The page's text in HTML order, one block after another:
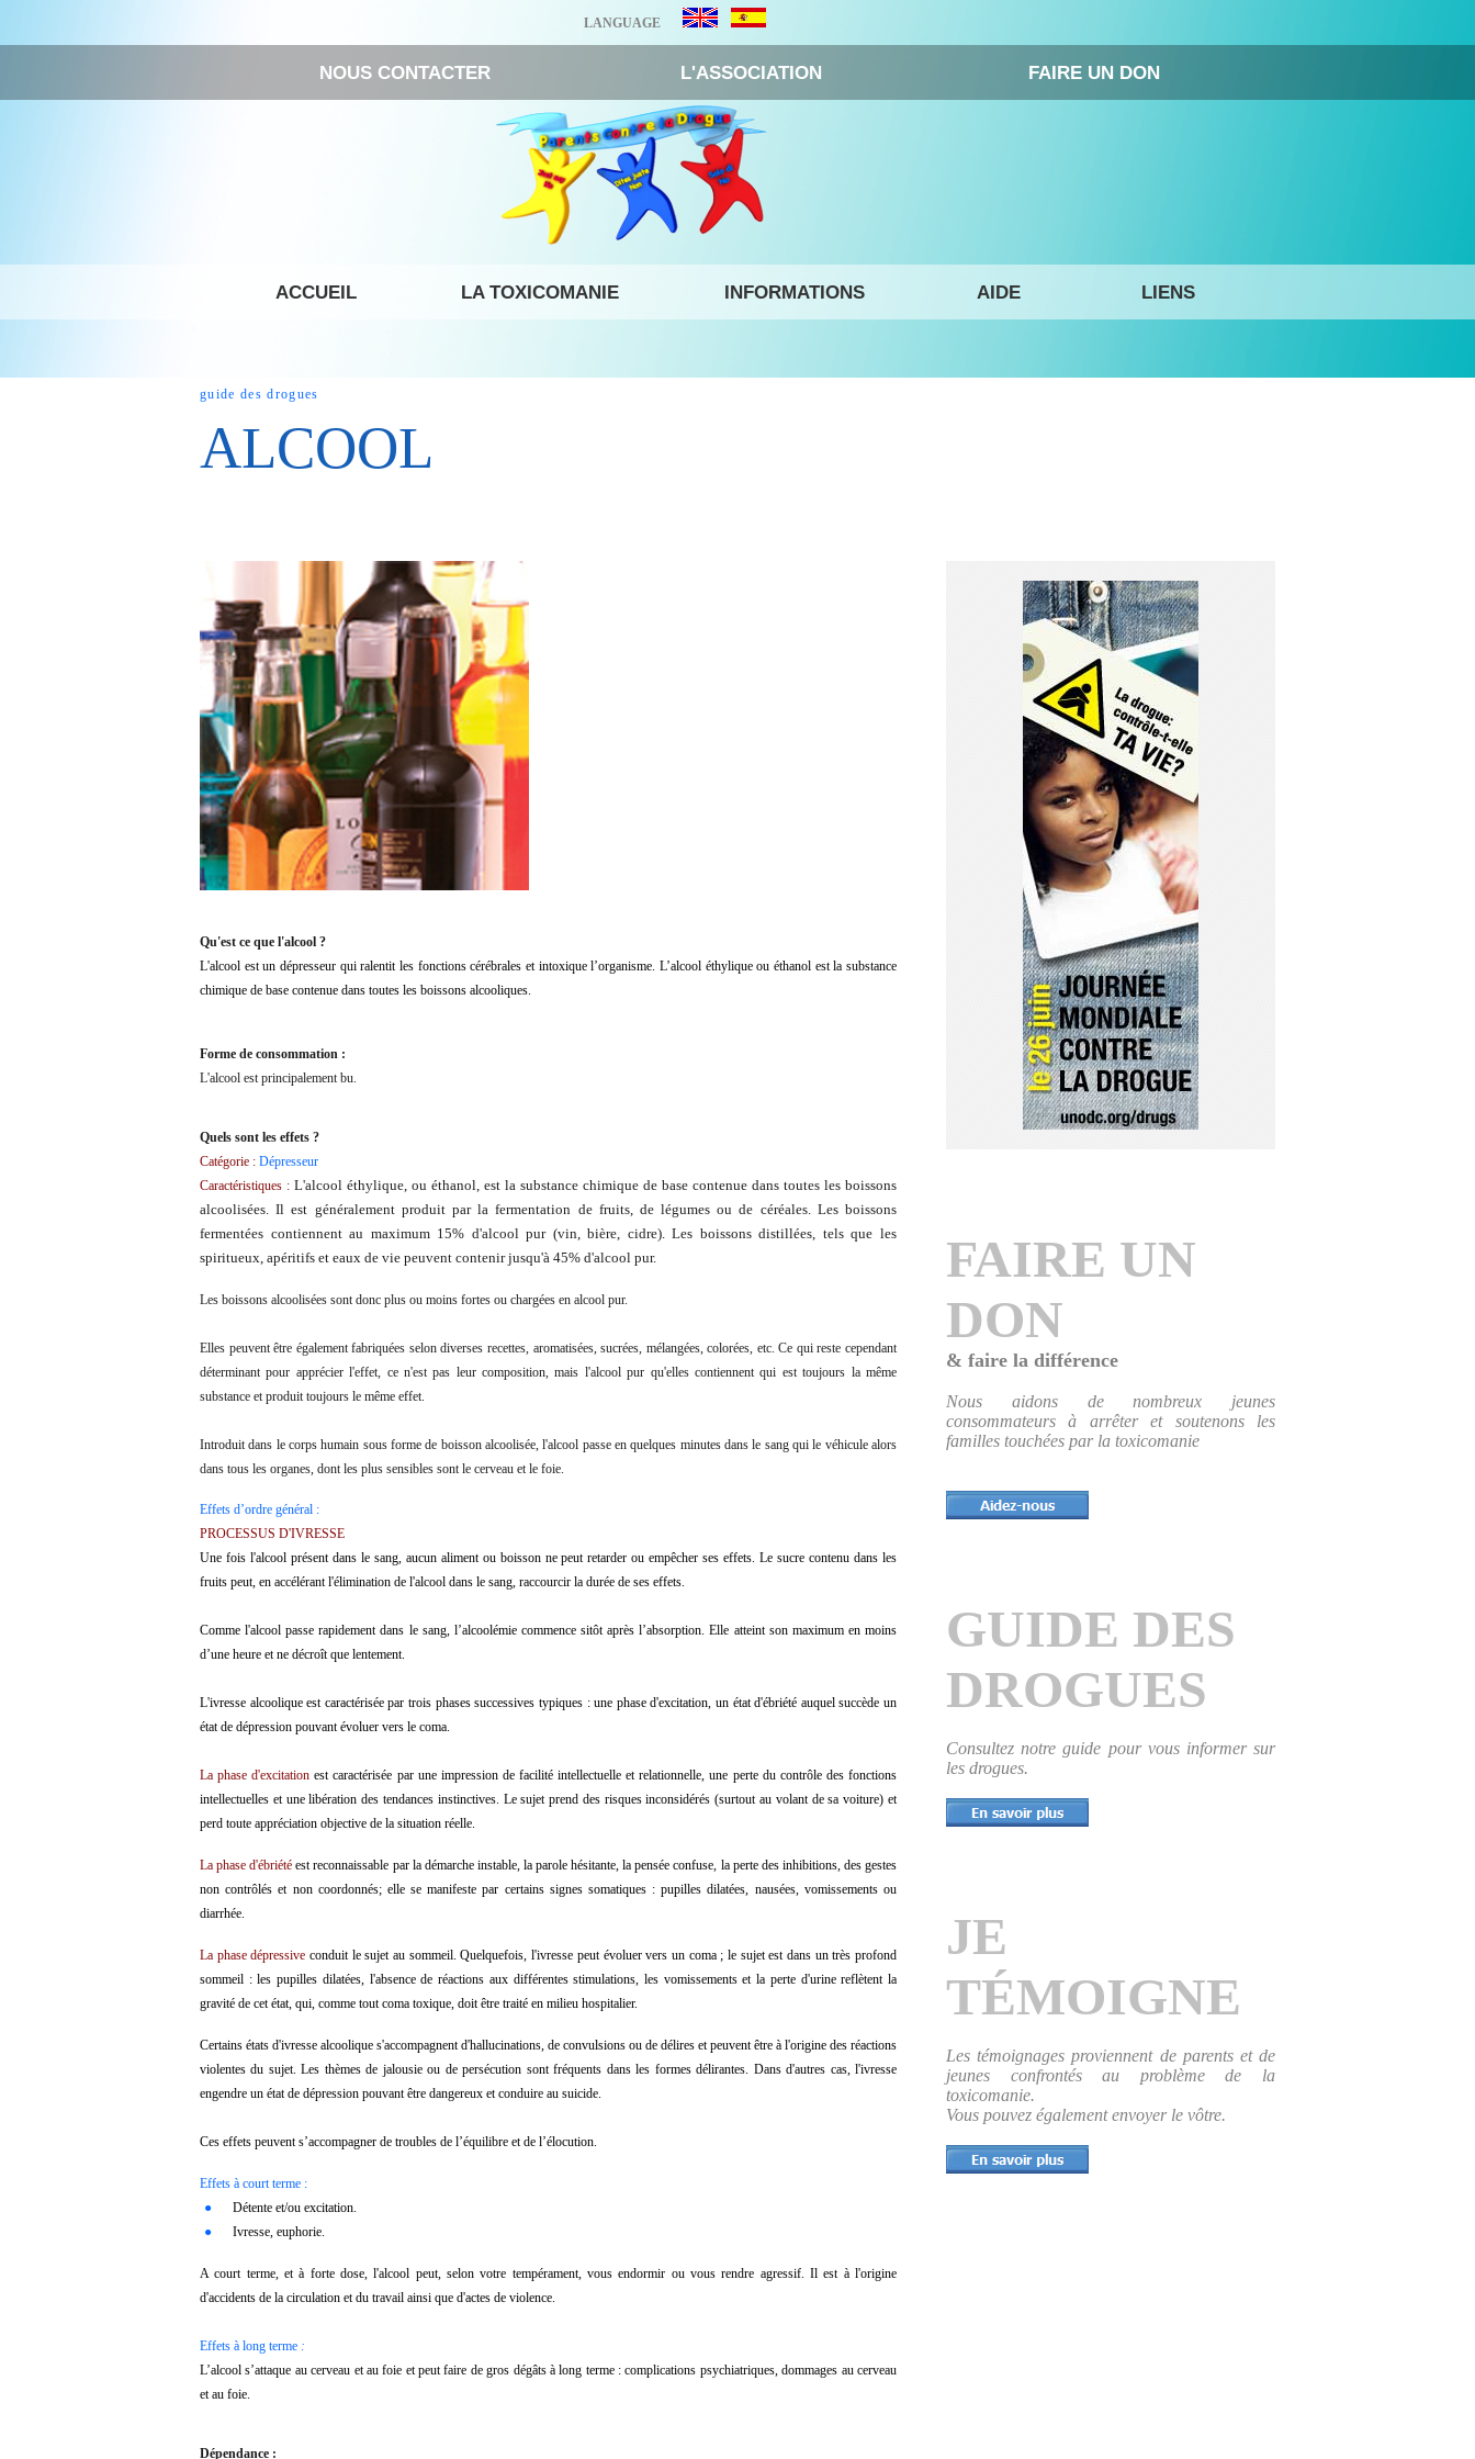
LANGUAGE
NOUS CONTACTER L'ASSOCIATION FAIRE UN DON
ACCUEIL LA TOXICOMANIE INFORMATIONS AIDE LIENS
guide des drogues
ALCOOL
Qu'est ce que l'alcool ?
L'alcool est un dépresseur qui ralentit les fonctions cérébrales et intoxique l’organisme. L’alcool éthylique ou éthanol est la substance
chimique de base contenue dans toutes les boissons alcooliques.
Forme de consommation :
L'alcool estprincipalement bu.
Quels sont les effets ?
Catégorie : Dépresseur
Caractéristiques : L'alcool éthylique, ou éthanol, est la substance chimique de base contenue dans toutes les boissons
alcoolisées. Il est généralement produit par la fermentation de fruits, de légumes ou de céréales. Les boissons
fermentées contiennent au maximum 15% d'alcool pur (vin, bière, cidre). Les boissons distillées, tels que les
spiritueux, apéritifs et eaux de vie peuvent contenir jusqu'à 45% d'alcool pur.
Les boissons alcoolisées sont donc plus ou moins fortes ou chargées en alcool pur.
Elles peuvent être également fabriquées selon diverses recettes, aromatisées, sucrées, mélangées, colorées, etc. Ce qui reste cependant
déterminant pour apprécier l'effet, ce n'est pas leur composition, mais l'alcool pur qu'elles contiennent qui est toujours la même
substance et produit toujours le même effet.
Introduit dans le corps humain sous forme de boisson alcoolisée, l'alcool passe en quelques minutes dans le sang qui le véhicule alors
dans tous les organes, dont les plus sensibles sont le cerveau et le foie.
Effets d’ordre général :
PROCESSUS D'IVRESSE
Une fois l'alcool présent dans le sang, aucun aliment ou boisson ne peut retarder ou empêcher ses effets. Le sucre contenu dans les
fruits peut, en accélérant l'élimination de l'alcool dans le sang, raccourcir la durée de ses effets.
Comme l'alcool passe rapidement dans le sang, l’alcoolémie commence sitôt après l’absorption. Elle atteint son maximum en moins
d’une heure et ne décroît que lentement.
L'ivresse alcoolique est caractérisée par trois phases successives typiques : une phase d'excitation, un état d'ébriété auquel succède un
état de dépression pouvant évoluer vers le coma.
La phase d'excitation est caractérisée par une impression de facilité intellectuelle et relationnelle, une perte du contrôle des fonctions
intellectuelles et une libération des tendances instinctives. Le sujet prend des risques inconsidérés (surtout au volant de sa voiture) et
perd toute appréciation objective de la situation réelle.
La phase d'ébriété est reconnaissable par la démarche instable, la parole hésitante, la pensée confuse, la perte des inhibitions, des gestes
non contrôlés et non coordonnés; elle se manifeste par certains signes somatiques : pupilles dilatées, nausées, vomissements ou
diarrhée.
La phase dépressive conduit le sujet au sommeil. Quelquefois, l'ivresse peut évoluer vers un coma ; le sujet est dans un très profond
sommeil : les pupilles dilatées, l'absence de réactions aux différentes stimulations, les vomissements et la perte d'urine reflètent la
gravité de cet état, qui, comme tout coma toxique, doit être traité en milieu hospitalier.
Certains états d'ivresse alcoolique s'accompagnent d'hallucinations, de convulsions ou de délires et peuvent être à l'origine des réactions
violentes du sujet. Les thèmes de jalousie ou de persécution sont fréquents dans les formes délirantes. Dans d'autres cas, l'ivresse
engendre un état de dépression pouvant être dangereux et conduire au suicide.
Ces effets peuvent s’accompagner de troubles de l’équilibre et de l’élocution.
Effets à court terme :
●
Détente et/ou excitation.
●
Ivresse, euphorie.
A court terme, et à forte dose, l'alcool peut, selon votre tempérament, vous endormir ou vous rendre agressif. Il est à l'origine
d'accidents de la circulation et du travail ainsi que d'actes de violence.
Effets à long terme :
L’alcool s’attaque au cerveau et au foie et peut faire de gros dégâts à long terme : complications psychiatriques, dommages au cerveau
et au foie.
Dépendance :
FAIRE UN
DON
& faire la différence
Nous aidons de nombreux jeunes
consommateurs à arrêter et soutenons les
familles touchées par la toxicomanie
GUIDE DES
DROGUES
Consultez notre guide pour vous informer sur
les drogues.
JE
TÉMOIGNE
Les témoignages proviennent de parents et de
jeunes confrontés au problème de la
toxicomanie.
Vous pouvez également envoyer le vôtre.